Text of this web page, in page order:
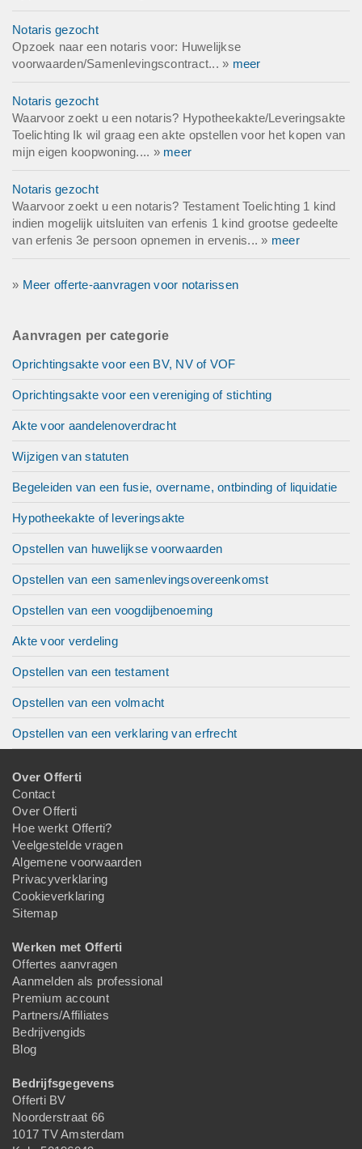
Notaris gezocht
Opzoek naar een notaris voor: Huwelijkse
voorwaarden/Samenlevingscontract... » meer
Notaris gezocht
Waarvoor zoekt u een notaris? Hypotheekakte/Leveringsakte
Toelichting Ik wil graag een akte opstellen voor het kopen van
mijn eigen koopwoning.... » meer
Notaris gezocht
Waarvoor zoekt u een notaris? Testament Toelichting 1 kind
indien mogelijk uitsluiten van erfenis 1 kind grootse gedeelte
van erfenis 3e persoon opnemen in ervenis... » meer
» Meer offerte-aanvragen voor notarissen
Aanvragen per categorie
Oprichtingsakte voor een BV, NV of VOF
Oprichtingsakte voor een vereniging of stichting
Akte voor aandelenoverdracht
Wijzigen van statuten
Begeleiden van een fusie, overname, ontbinding of liquidatie
Hypotheekakte of leveringsakte
Opstellen van huwelijkse voorwaarden
Opstellen van een samenlevingsovereenkomst
Opstellen van een voogdijbenoeming
Akte voor verdeling
Opstellen van een testament
Opstellen van een volmacht
Opstellen van een verklaring van erfrecht
Over Offerti
Contact
Over Offerti
Hoe werkt Offerti?
Veelgestelde vragen
Algemene voorwaarden
Privacyverklaring
Cookieverklaring
Sitemap
Werken met Offerti
Offertes aanvragen
Aanmelden als professional
Premium account
Partners/Affiliates
Bedrijvengids
Blog
Bedrijfsgegevens
Offerti BV
Noorderstraat 66
1017 TV Amsterdam